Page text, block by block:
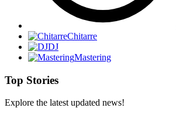
Chitarre
DJ
Mastering
Top Stories
Explore the latest updated news!